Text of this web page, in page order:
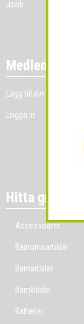
Jobb
Medlemmar
Lägg till din
Logga in
Hitta
Accessoarer
Badrumsartiklar
Barnartiklar
Barnkläder
Batterier